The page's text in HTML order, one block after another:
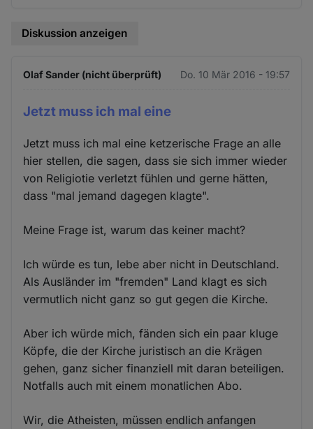
Diskussion anzeigen
Olaf Sander (nicht überprüft) Do. 10 Mär 2016 - 19:57
Jetzt muss ich mal eine
Jetzt muss ich mal eine ketzerische Frage an alle
hier stellen, die sagen, dass sie sich immer wieder
von Religiotie verletzt fühlen und gerne hätten,
dass "mal jemand dagegen klagte".
Meine Frage ist, warum das keiner macht?
Ich würde es tun, lebe aber nicht in Deutschland.
Als Ausländer im "fremden" Land klagt es sich
vermutlich nicht ganz so gut gegen die Kirche.
Aber ich würde mich, fänden sich ein paar kluge
Köpfe, die der Kirche juristisch an die Krägen
gehen, ganz sicher finanziell mit daran beteiligen.
Notfalls auch mit einem monatlichen Abo.
Wir, die Atheisten, müssen endlich anfangen